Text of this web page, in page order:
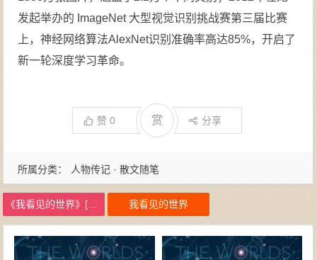
发起举办的 ImageNet 大型视觉识别挑战赛第三届比赛
上，神经网络算法AlexNet识别准确率高达85%，开启了
新一轮深度学习革命。
赞0 赏 分享
所属分类： 人物传记 · 散文随笔
我看见的世界